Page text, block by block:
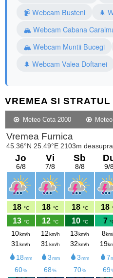
📹 Webcam Busteni
🌲
🏔️ Webcam Cabana
🏔️ Webcam Muntii Bucegi
🌲 Webcam Valea Doftanei
VREMEA SI
Meteo Cota 2000